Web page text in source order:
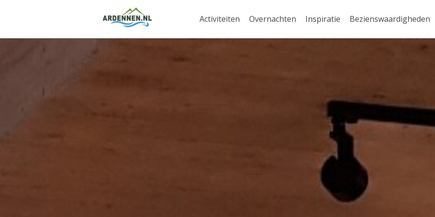
Activiteiten Overnachten Inspiratie Bezienswaardigheden